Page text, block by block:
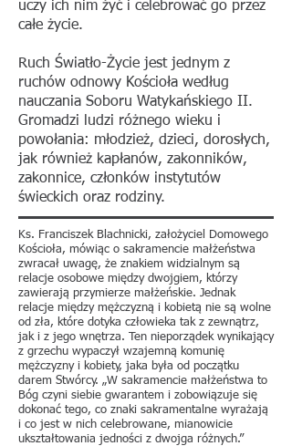
uczy ich nim żyć i celebrować go przez
całe życie.
Ruch Światło-Życie jest jednym z
ruchów odnowy Kościoła według
nauczania Soboru Watykańskiego II.
Gromadzi ludzi różnego wieku i
powołania: młodzież, dzieci, dorosłych,
jak również kapłanów, zakonników,
zakonnice, członków instytutów
świeckich oraz rodziny.
Ks. Franciszek Blachnicki, założyciel Domowego
Kościoła, mówiąc o sakramencie małżeństwa
zwracał uwagę, że znakiem widzialnym są
relacje osobowe między dwojgiem, którzy
zawierają przymierze małżeńskie. Jednak
relacje między mężczyzną i kobietą nie są wolne
od zła, które dotyka człowieka tak z zewnątrz,
jak i z jego wnętrza. Ten nieporządek wynikający
z grzechu wypaczył wzajemną komunię
mężczyzny i kobiety, jaka była od początku
darem Stwórcy. „W sakramencie małżeństwa to
Bóg czyni siebie gwarantem i zobowiązuje się
dokonać tego, co znaki sakramentalne wyrażają
i co jest w nich celebrowane, mianowicie
ukształtowania jedności z dwojga różnych.”